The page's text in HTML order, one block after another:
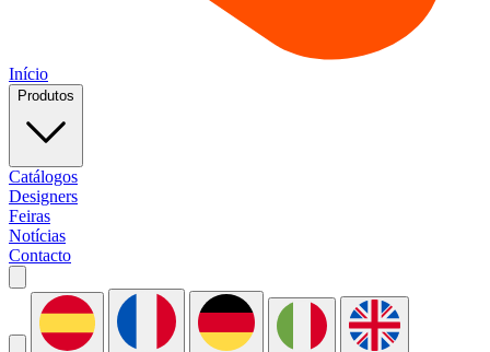
Início
Produtos
Catálogos
Designers
Feiras
Notícias
Contacto